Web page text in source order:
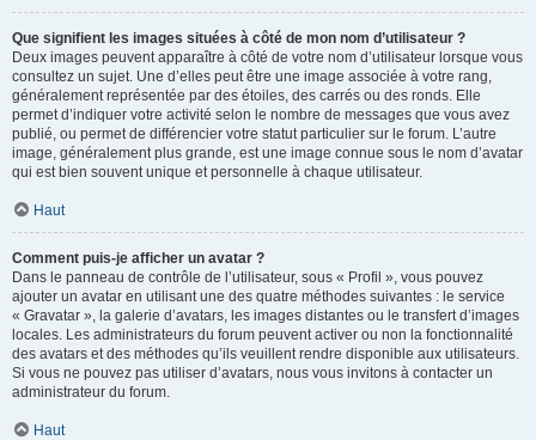
Que signifient les images situées à côté de mon nom d’utilisateur ?
Deux images peuvent apparaître à côté de votre nom d’utilisateur lorsque vous
consultez un sujet. Une d’elles peut être une image associée à votre rang,
généralement représentée par des étoiles, des carrés ou des ronds. Elle
permet d’indiquer votre activité selon le nombre de messages que vous avez
publié, ou permet de différencier votre statut particulier sur le forum. L’autre
image, généralement plus grande, est une image connue sous le nom d’avatar
qui est bien souvent unique et personnelle à chaque utilisateur.
Haut
Comment puis-je afficher un avatar ?
Dans le panneau de contrôle de l’utilisateur, sous « Profil », vous pouvez
ajouter un avatar en utilisant une des quatre méthodes suivantes : le service
« Gravatar », la galerie d’avatars, les images distantes ou le transfert d’images
locales. Les administrateurs du forum peuvent activer ou non la fonctionnalité
des avatars et des méthodes qu’ils veuillent rendre disponible aux utilisateurs.
Si vous ne pouvez pas utiliser d’avatars, nous vous invitons à contacter un
administrateur du forum.
Haut